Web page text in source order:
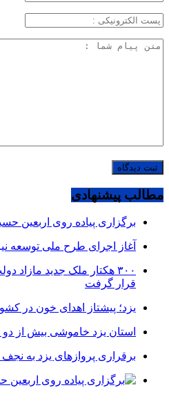
مطالب پیشنهادی
برگزاری پیاده روی اربعین حسینی در ۵۰ نقطه
آغاز اجرای طرح ملی توسعه
۳۰۰ هکتار ملک جدید مازاد
قرار گرفت
یزد؛ پیشتاز اهدای خون در
استان یزد خاموشی بیش از
برقراری پرواز‌های یزد به نجف